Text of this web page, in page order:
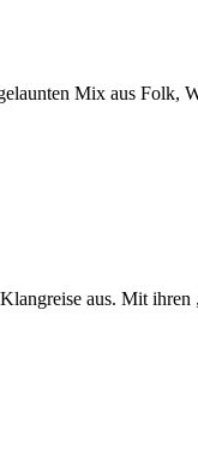
Mix aus Folk,
aus. Mit